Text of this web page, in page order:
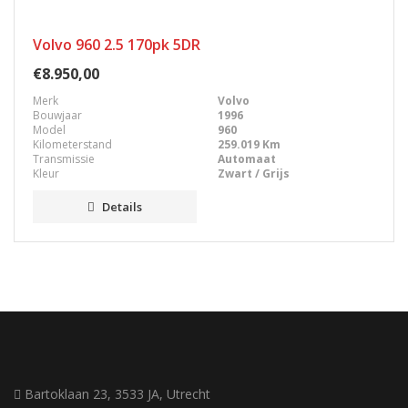
Volvo 960 2.5 170pk 5DR
€8.950,00
Merk
Volvo
Bouwjaar
1996
Model
960
Kilometerstand
259.019 Km
Transmissie
Automaat
Kleur
Zwart / Grijs
Details
Bartoklaan 23, 3533 JA, Utrecht